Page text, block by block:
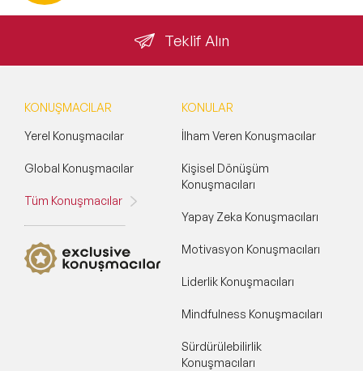
Teklif Alın
KONUŞMACILAR
Yerel Konuşmacılar
Global Konuşmacılar
Tüm Konuşmacılar
KONULAR
İlham Veren Konuşmacılar
Kişisel Dönüşüm
Konuşmacıları
Yapay Zeka Konuşmacıları
Motivasyon Konuşmacıları
Liderlik Konuşmacıları
Mindfulness Konuşmacıları
Sürdürülebilirlik
Konuşmacıları